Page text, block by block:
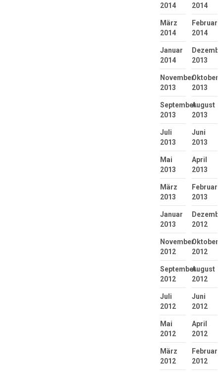
2014
2014
März
2014
Februar
2014
Januar
2014
2013
November
2013
Oktober
2013
September
2013
August
2013
Juli
2013
Juni
2013
Mai
2013
April
2013
März
2013
Februar
2013
Januar
2013
2012
November
2012
Oktober
2012
September
2012
August
2012
Juli
2012
Juni
2012
Mai
2012
April
2012
März
2012
Februar
2012